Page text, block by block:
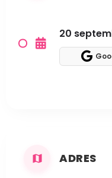
20
ADRES